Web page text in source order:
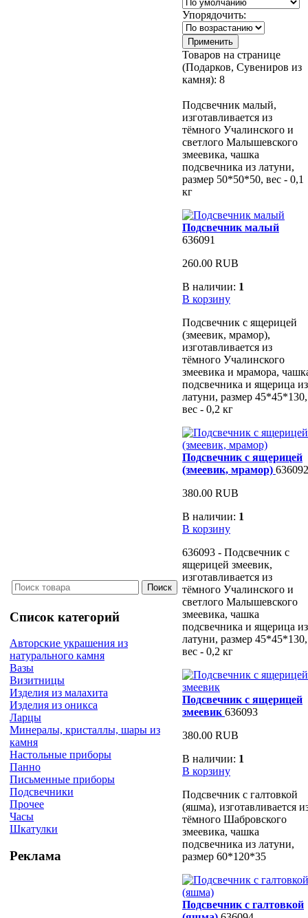
Список категорий
Авторские украшения из
натурального камня
Вазы
Визитницы
Изделия из малахита
Изделия из оникса
Ларцы
Минералы, кристаллы, шары из
камня
Настольные приборы
Панно
Письменные приборы
Подсвечники
Прочее
Часы
Шкатулки
Реклама
Упорядочить:
Товаров на странице
(Подарков, Сувениров из
камня): 8
Подсвечник малый,
изготавливается из
тёмного Учалинского и
светлого Малышевского
змеевика, чашка
подсвечника из латуни,
размер 50*50*50, вес - 0,1
кг
Подсвечник малый
636091
260.00 RUB
В наличии: 1
В корзину
Подсвечник с ящерицей
(змеевик, мрамор),
изготавливается из
тёмного Учалинского
змеевика и мрамора,
подсвечника и ящерица из
латуни, размер 45*45*130,
вес - 0,2 кг
Подсвечник с ящерицей
(змеевик, мрамор) 636092
380.00 RUB
В наличии: 1
В корзину
636093 - Подсвечник с
ящерицей змеевик,
изготавливается из
тёмного Учалинского и
светлого Малышевского
змеевика, чашка
подсвечника и ящерица из
латуни, размер 45*45*130,
вес - 0,2 кг
Подсвечник с ящерицей
змеевик 636093
380.00 RUB
В наличии: 1
В корзину
Подсвечник с галтовкой
(яшма), изготавливается
тёмного Шабровского
змеевика, чашка
подсвечника из латуни,
размер 60*120*35
Подсвечник с галтовкой